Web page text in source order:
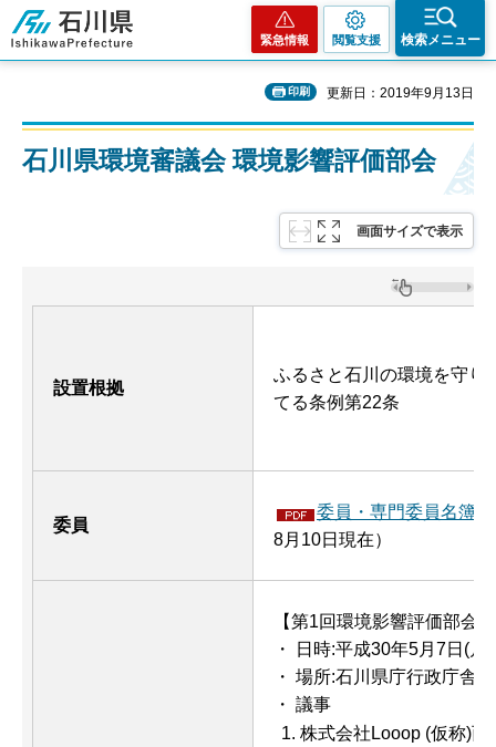
石川県
緊急情報 閲覧支援 検索メニュー
印刷 更新日：2019年9月13日
石川県環境審議会 環境影響評価部会
画面サイズで表示
設置根拠
ふるさと石川の環境を守り
てる条例第22条
委員
委員・専門委員名簿
8月10日現在）
【第1回環境影響評価部会】
・ 日時:平成30年5月7日(
・ 場所:石川県庁行政庁舎
・ 議事
株式会社Looop (仮称)